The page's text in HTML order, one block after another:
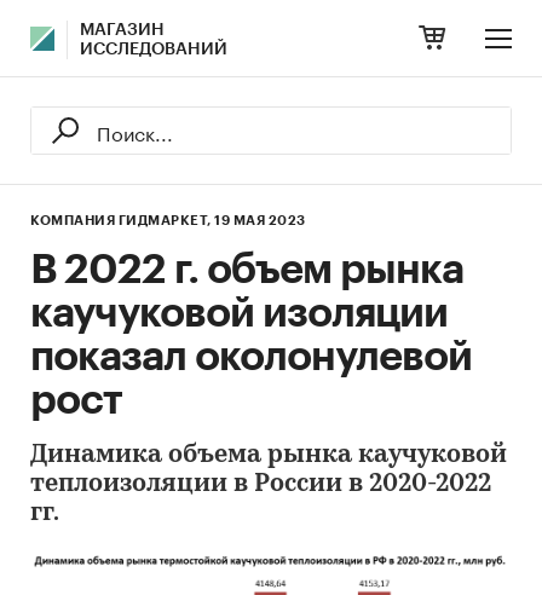
МАГАЗИН
ИССЛЕДОВАНИЙ
КОМПАНИЯ ГИДМАРКЕТ, 19 МАЯ 2023
В 2022 г. объем рынка
каучуковой изоляции
показал околонулевой
рост
Динамика объема рынка каучуковой
теплоизоляции в России в 2020-2022
гг.